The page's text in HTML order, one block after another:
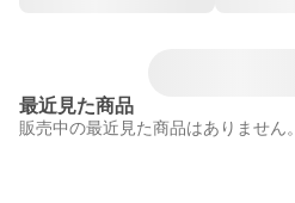
最近見た商品
販売中の最近見た商品はありません。